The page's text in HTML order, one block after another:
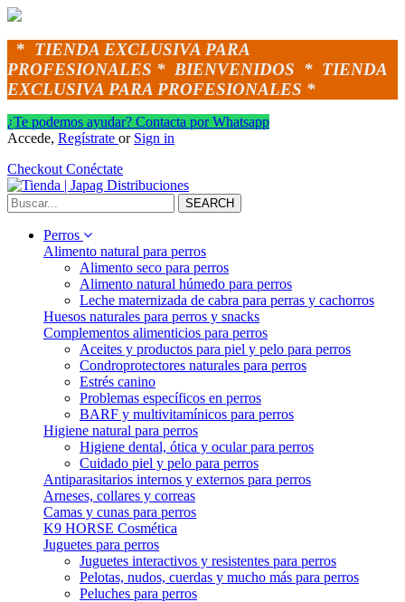
* TIENDA EXCLUSIVA PARA
PROFESIONALES * BIENVENIDOS * TIENDA
EXCLUSIVA PARA PROFESIONALES *
¿Te podemos ayudar? Contacta por Whatsapp
Accede, Regístrate or Sign in
Checkout Conéctate
SEARCH
Perros
Alimento natural para perros
Alimento seco para perros
Alimento natural húmedo para perros
Leche maternizada de cabra para perras y cachorros
Huesos naturales para perros y snacks
Complementos alimenticios para perros
Aceites y productos para piel y pelo para perros
Condroprotectores naturales para perros
Estrés canino
Problemas específicos en perros
BARF y multivitamínicos para perros
Higiene natural para perros
Higiene dental, ótica y ocular para perros
Cuidado piel y pelo para perros
Antiparasitarios internos y externos para perros
Arneses, collares y correas
Camas y cunas para perros
K9 HORSE Cosmética
Juguetes para perros
Juguetes interactivos y resistentes para perros
Pelotas, nudos, cuerdas y mucho más para perros
Peluches para perros